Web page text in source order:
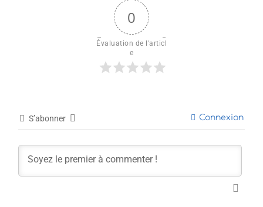
0
Évaluation de l'articl
e
S’abonner Connexion